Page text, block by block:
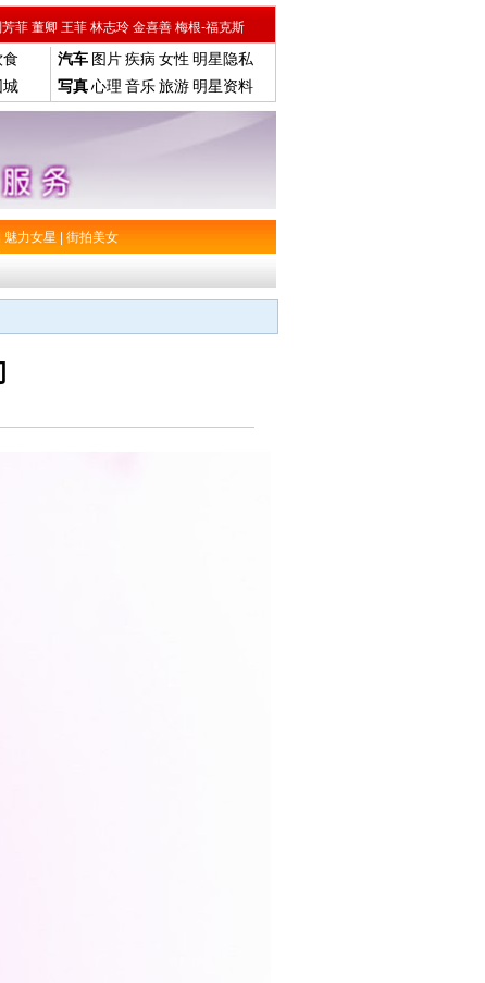
菲 董卿 王菲 林志玲 金喜善 梅根-福克斯
城
汽车 图片疾病 女性 明星隐私
写真心理 音乐旅游 明星资料
魅力女星 街拍美女